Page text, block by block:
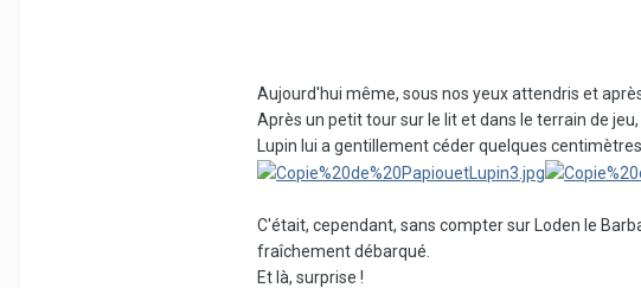
Aujourd'hui même, sous nos yeux attendris et
Après un petit tour sur le lit et dans le terrain de
Lupin lui a gentillement céder quelques centimètres
C'était, cependant, sans compter sur Loden le
fraîchement débarqué.
Et là, surprise !